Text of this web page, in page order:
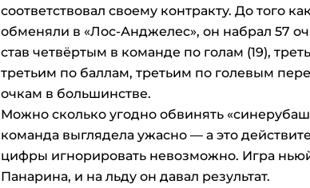
соответствовал своему контракту. До того
обменяли в «Лос-Анджелес», он набрал 57
став четвёртым в команде по голам (19),
третьим по баллам, третьим по голевым
очкам в большинстве.
Можно сколько угодно обвинять
команда выглядела ужасно — а это
цифры игнорировать невозможно. Игра
Панарина, и на льду он давал результат.